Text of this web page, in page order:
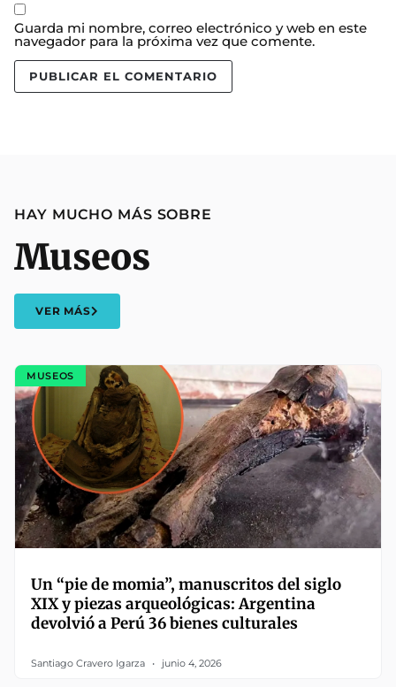
Guarda mi nombre, correo electrónico y web en este
navegador para la próxima vez que comente.
HAY MUCHO MÁS SOBRE
Museos
VER MÁS
MUSEOS
Un “pie de momia”, manuscritos del siglo
XIX y piezas arqueológicas: Argentina
devolvió a Perú 36 bienes culturales
Santiago Cravero Igarza junio 4, 2026